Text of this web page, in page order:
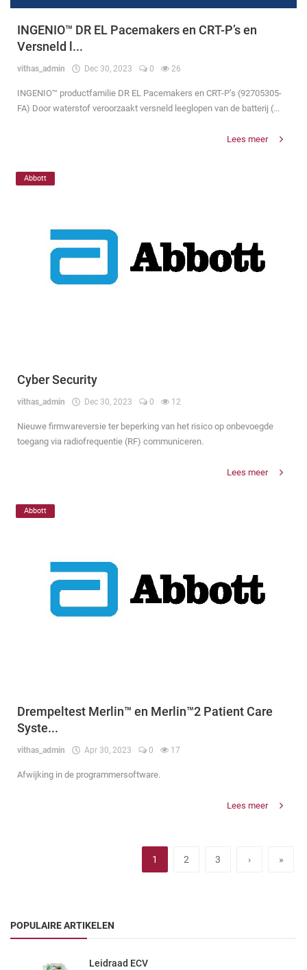
INGENIO™ DR EL Pacemakers en CRT-P’s en
Versneld l...
vithas_admin Dec 30, 2023 0 26
INGENIO™ productfamilie DR EL Pacemakers en CRT-P’s (92705305-
FA) Door waterstof veroorzaakt versneld leeglopen van de batterij (...
Lees meer
Abbott
Cyber Security
vithas_admin Dec 30, 2023 0 12
Nieuwe firmwareversie ter beperking van het risico op onbevoegde
toegang via radiofrequentie (RF) communiceren.
Lees meer
Abbott
Drempeltest Merlin™ en Merlin™2 Patient Care
Syste...
vithas_admin Apr 30, 2023 0 17
Afwijking in de programmersoftware.
Lees meer
1 2 3 › »
POPULAIRE ARTIKELEN
Leidraad ECV